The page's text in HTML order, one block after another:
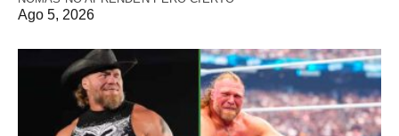
Ago 5, 2026